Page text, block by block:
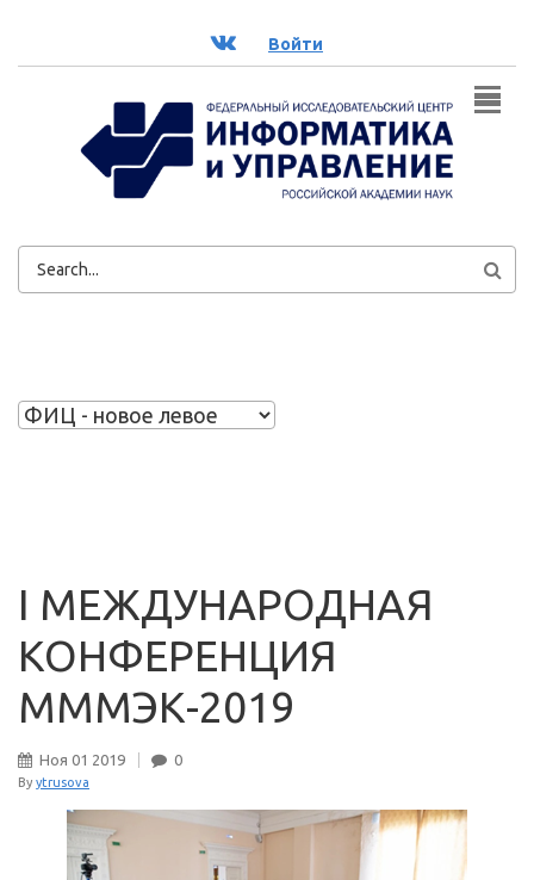
ВК Войти
ФОРМА
I МЕЖДУНАРОДНАЯ
КОНФЕРЕНЦИЯ
МММЭК-2019
Ноя 01 2019 0
By ytrusova